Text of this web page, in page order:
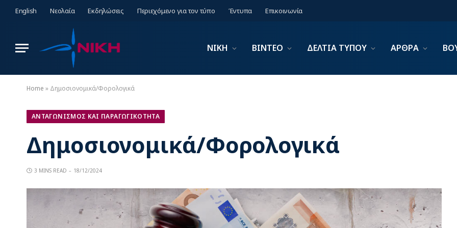
English Νεολαία Εκδηλώσεις Περιεχόμενο για τον τύπο Έντυπα Επικοινωνία
ΝΙΚΗ ΒΙΝΤΕΟ ΔΕΛΤΙΑ ΤΥΠΟΥ ΑΡΘΡΑ
Home » Δημοσιονομικά/Φορολογικά
ΑΝΤΑΓΩΝΙΣΜΟΣ ΚΑΙ ΠΑΡΑΓΩΓΙΚΟΤΗΤΑ
Δημοσιονομικά/Φορολογικά
3 MINS READ 18/12/2024